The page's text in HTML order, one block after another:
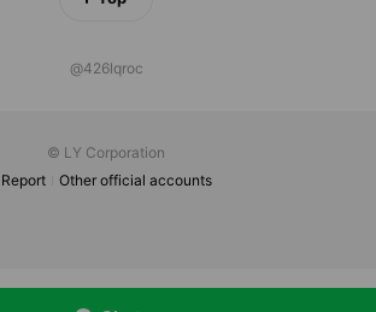
@426lqroc
© LY Corporation
Report
Other official accounts